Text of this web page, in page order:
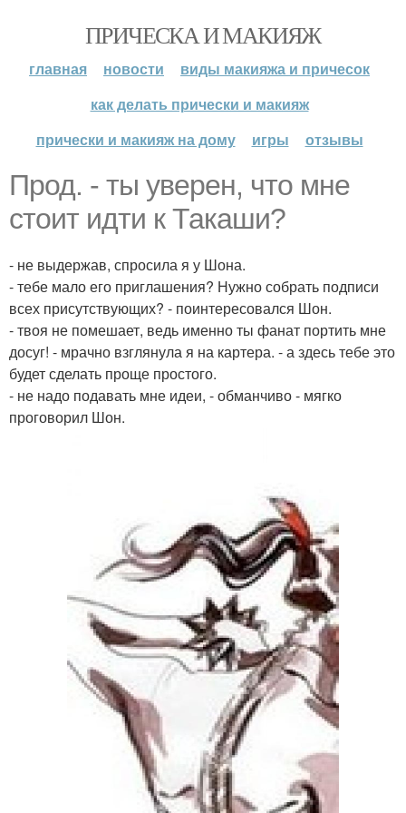
ПРИЧЕСКА И МАКИЯЖ
главная новости
виды макияжа и причесок
как делать прически и макияж
прически и макияж на дому
игры отзывы
Прод. - ты уверен, что мне
стоит идти к Такаши?
- не выдержав, спросила я у Шона.
- тебе мало его приглашения? Нужно собрать подписи
всех присутствующих? - поинтересовался Шон.
- твоя не помешает, ведь именно ты фанат портить мне
досуг! - мрачно взглянула я на картера. - а здесь тебе это
будет сделать проще простого.
- не надо подавать мне идеи, - обманчиво - мягко
проговорил Шон.